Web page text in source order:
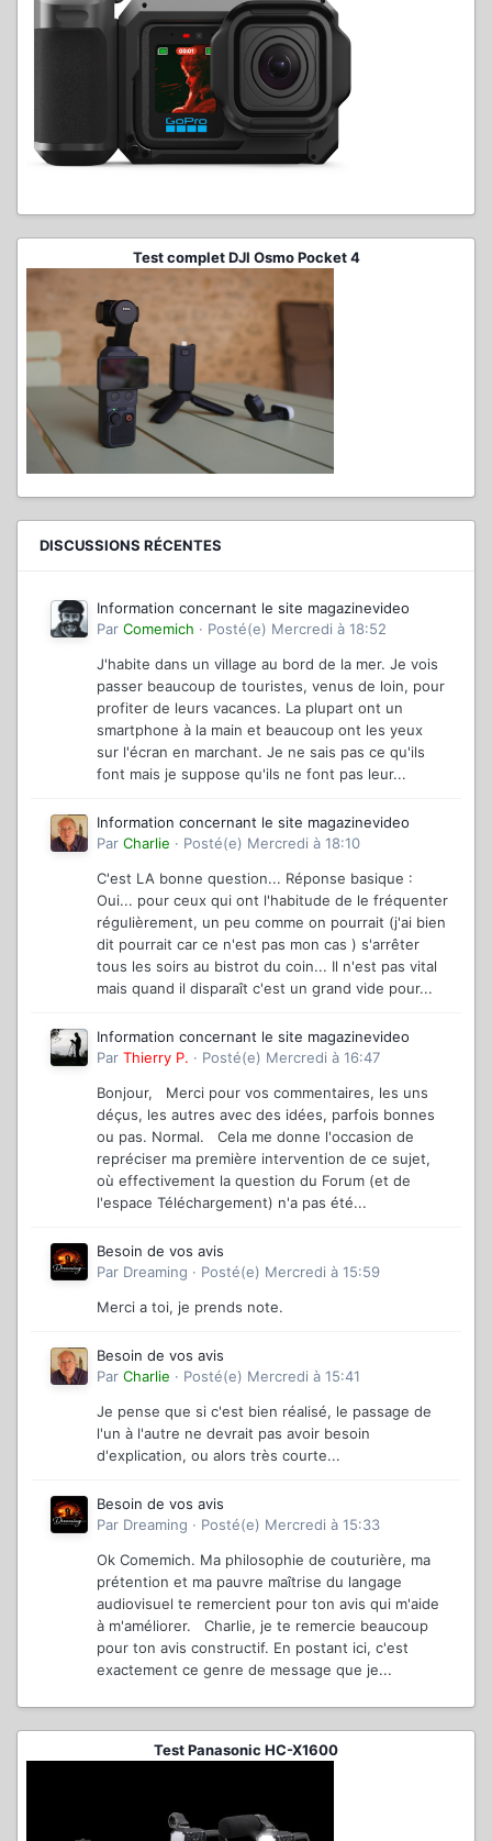
Test complet DJI Osmo Pocket 4
DISCUSSIONS RÉCENTES
Information concernant le site magazinevideo
Par Comemich · Posté(e) Mercredi à 18:52
J'habite dans un village au bord de la mer. Je vois
passer beaucoup de touristes, venus de loin, pour
profiter de leurs vacances. La plupart ont un
smartphone à la main et beaucoup ont les yeux
sur l'écran en marchant. Je ne sais pas ce qu'ils
font mais je suppose qu'ils ne font pas leur...
Information concernant le site magazinevideo
Par Charlie · Posté(e) Mercredi à 18:10
C'est LA bonne question... Réponse basique :
Oui... pour ceux qui ont l'habitude de le fréquenter
régulièrement, un peu comme on pourrait (j'ai bien
dit pourrait car ce n'est pas mon cas ) s'arrêter
tous les soirs au bistrot du coin... Il n'est pas vital
mais quand il disparaît c'est un grand vide pour...
Information concernant le site magazinevideo
Par Thierry P. · Posté(e) Mercredi à 16:47
Bonjour, Merci pour vos commentaires, les uns
déçus, les autres avec des idées, parfois bonnes
ou pas. Normal. Cela me donne l'occasion de
repréciser ma première intervention de ce sujet,
où effectivement la question du Forum (et de
l'espace Téléchargement) n'a pas été...
Besoin de vos avis
Par Dreaming · Posté(e) Mercredi à 15:59
Merci a toi, je prends note.
Besoin de vos avis
Par Charlie · Posté(e) Mercredi à 15:41
Je pense que si c'est bien réalisé, le passage de
l'un à l'autre ne devrait pas avoir besoin
d'explication, ou alors très courte...
Besoin de vos avis
Par Dreaming · Posté(e) Mercredi à 15:33
Ok Comemich. Ma philosophie de couturière, ma
prétention et ma pauvre maîtrise du langage
audiovisuel te remercient pour ton avis qui m'aide
à m'améliorer. Charlie, je te remercie beaucoup
pour ton avis constructif. En postant ici, c'est
exactement ce genre de message que je...
Test Panasonic HC-X1600